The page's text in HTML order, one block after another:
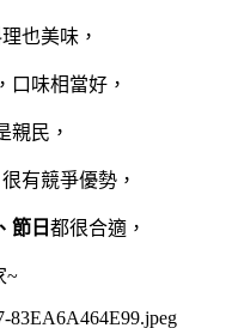
也美味，
口味相當好，
親民，
有競爭優勢，
節日 都很合適，
~